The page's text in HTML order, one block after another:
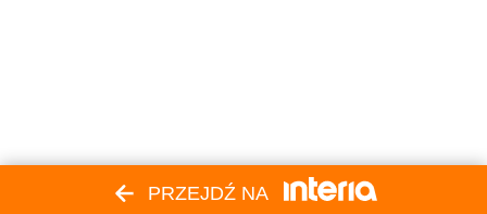
PRZEJDŹ NA